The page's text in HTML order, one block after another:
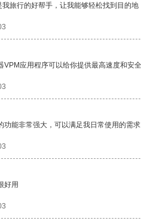
旅行的好帮手，让我能够轻松找到目的地
VPM应用程序可以给你提供最高速度和安
功能非常强大，可以满足我日常使用的需求
好用